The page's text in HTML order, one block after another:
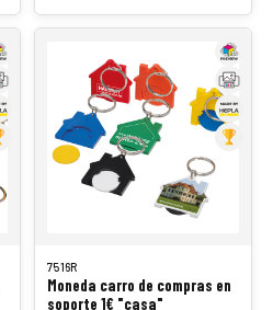
7516R
Moneda carro de compras en
soporte 1€ "casa"